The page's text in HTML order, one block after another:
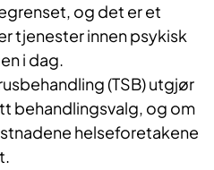
og det er et
tjenester innen psykisk
i dag.
(TSB) utgjør
behandlingsvalg, og om
helseforetakene